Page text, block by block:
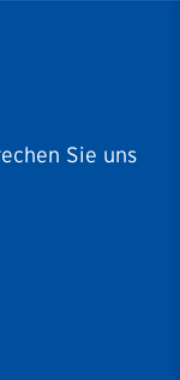
Sie uns